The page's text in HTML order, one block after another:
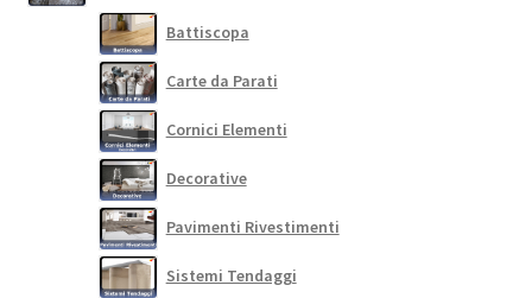
Battiscopa
Carte da Parati
Cornici Elementi
Decorative
Pavimenti Rivestimenti
Sistemi Tendaggi